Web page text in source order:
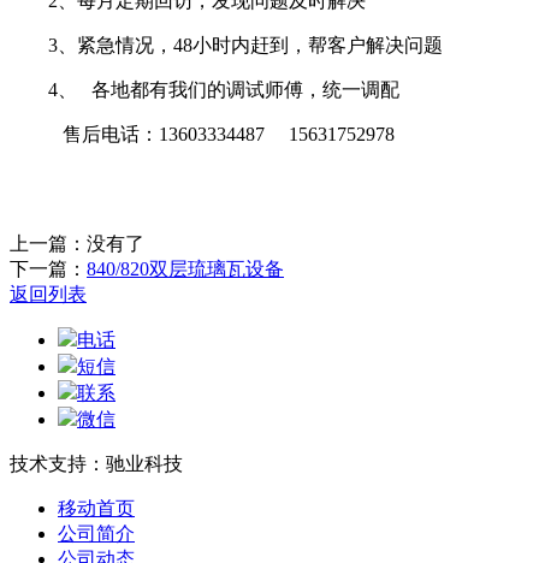
3、紧急情况，48小时内赶到，帮客户解决问题
4、 各地都有我们的调试师傅，统一调配
售后电话：13603334487 15631752978
上一篇：没有了
下一篇： 840/820双层琉璃瓦设备
返回列表
电话
短信
联系
微信
技术支持：驰业科技
移动首页
公司简介
公司动态